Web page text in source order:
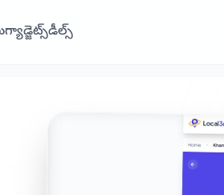
గ్యాడ్జెట్స్డీల్స్